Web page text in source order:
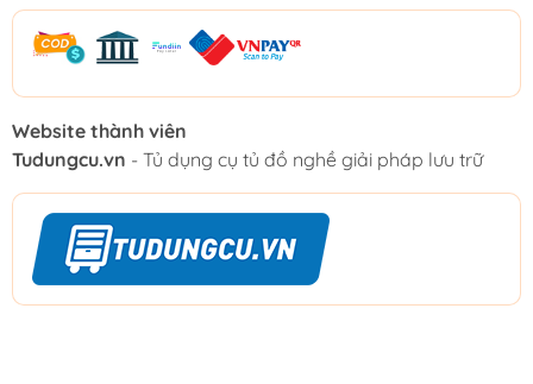
Website thành viên
Tudungcu.vn - Tủ dụng cụ tủ đồ nghề giải pháp lưu trữ